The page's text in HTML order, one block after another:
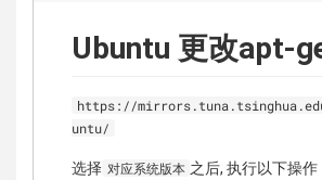
Ubuntu 更改apt-
https://
untu/
选择 对应系统版本 之后, 执行以下操作